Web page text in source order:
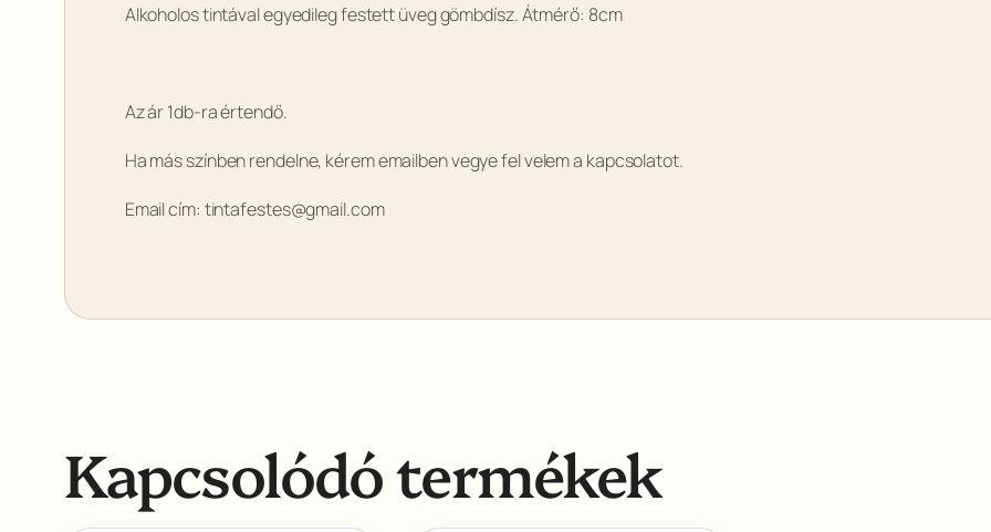
Alkoholos tintával egyedileg festett üveg gömbdísz. Átmérő: 8cm
Az ár 1db-ra értendő.
Ha más színben rendelne, kérem emailben vegye fel velem a kapcsolatot.
Email cím: tintafestes@gmail.com
Kapcsolódó termékek